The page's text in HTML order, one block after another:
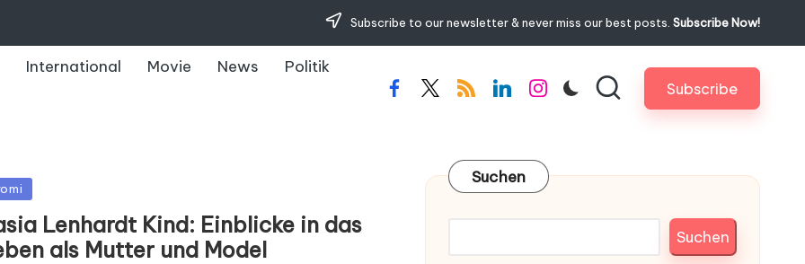
Subscribe to our newsletter & never miss our best posts. Subscribe Now!
International Movie News Politik
facebook.com
twitter.com
rss.comlinkedin.com
instagram.com Subscribe
Lenhardt Kind: Einblicke in das
als Mutter und Model
Suchen
Suchen